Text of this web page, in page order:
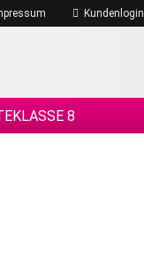
Kundenlogin
8